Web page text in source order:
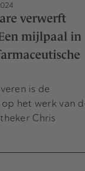
verwerft
mijlpaal in
is de
het werk van
Chris